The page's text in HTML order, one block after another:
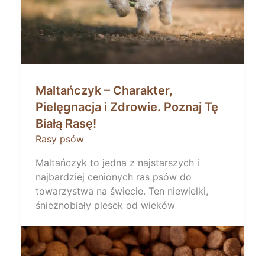
Maltańczyk – Charakter,
Pielęgnacja i Zdrowie. Poznaj Tę
Białą Rasę!
Rasy psów
Maltańczyk to jedna z najstarszych i
najbardziej cenionych ras psów do
towarzystwa na świecie. Ten niewielki,
śnieżnobiały piesek od wieków